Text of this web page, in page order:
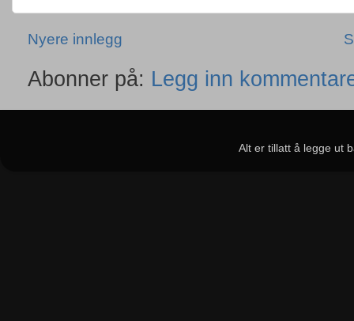
Nyere innlegg
Abonner på: Legg inn
Alt er tillatt å legge ut